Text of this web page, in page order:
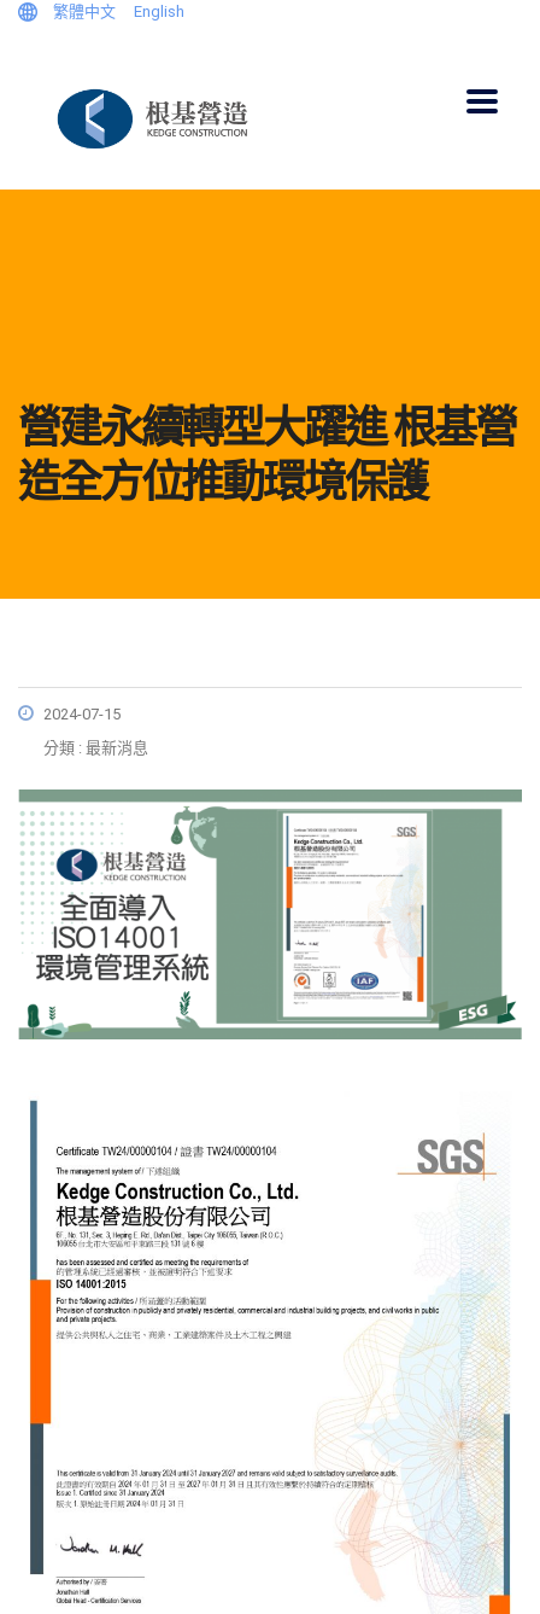
繁體中文 English
營建永續轉型大躍進 根基營
造全方位推動環境保護
2024-07-15
分類 : 最新消息